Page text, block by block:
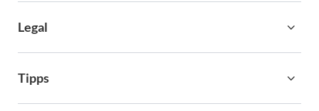
Legal
Tipps